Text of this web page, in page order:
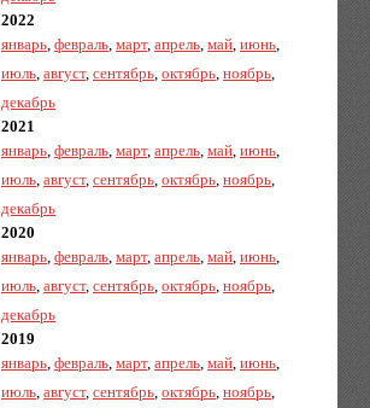
2022
январь,февраль,март,апрель,май,июнь,
июль,август,сентябрь,октябрь,ноябрь,
декабрь
2021
январь,февраль,март,апрель,май,июнь,
июль,август,сентябрь,октябрь,ноябрь,
декабрь
2020
январь,февраль,март,апрель,май,июнь,
июль,август,сентябрь,октябрь,ноябрь,
декабрь
2019
январь,февраль,март,апрель,май,июнь,
июль,август,сентябрь,октябрь,ноябрь,